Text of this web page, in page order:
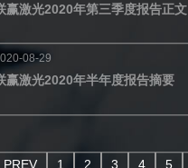
赢激光2020年第三季度报告正文
08-29
赢激光2020年半年度报告摘要
PREV 1 2 3 4 5